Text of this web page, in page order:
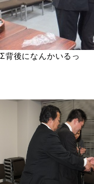
Σ背後になんかいるっ